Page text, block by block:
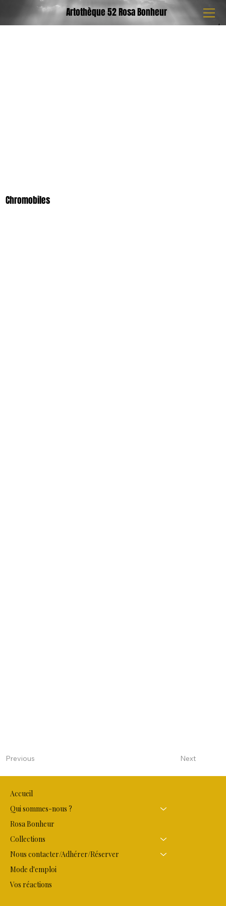
Artothèque 52 Rosa Bonheur
Chromobiles
Previous Next
Accueil
Qui sommes-nous ?
Rosa Bonheur
Collections
Nous contacter/Adhérer/Réserver
Mode d'emploi
Vos réactions